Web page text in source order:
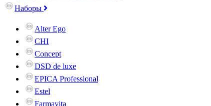
Наборы
Alter Ego
CHI
Concept
DSD de luxe
EPICA Professional
Estel
Farmavita